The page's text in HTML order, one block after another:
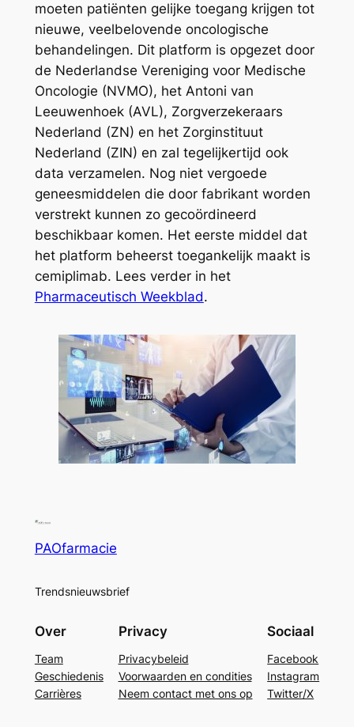
moeten patiënten gelijke toegang krijgen tot
nieuwe, veelbelovende oncologische
behandelingen. Dit platform is opgezet door
de Nederlandse Vereniging voor Medische
Oncologie (NVMO), het Antoni van
Leeuwenhoek (AVL), Zorgverzekeraars
Nederland (ZN) en het Zorginstituut
Nederland (ZIN) en zal tegelijkertijd ook
data verzamelen. Nog niet vergoede
geneesmiddelen die door fabrikant worden
verstrekt kunnen zo gecoördineerd
beschikbaar komen. Het eerste middel dat
het platform beheerst toegankelijk maakt is
cemiplimab. Lees verder in het
Pharmaceutisch Weekblad.
PAOfarmacie
Trendsnieuwsbrief
Over
Team
Geschiedenis
Carrières
Privacy
Privacybeleid
Voorwaarden en condities
Neem contact met ons op
Sociaal
Facebook
Instagram
Twitter/X